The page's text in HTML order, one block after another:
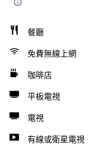
餐廳
免費無線上網
咖啡店
平板電視
電視
有線或衛星電視